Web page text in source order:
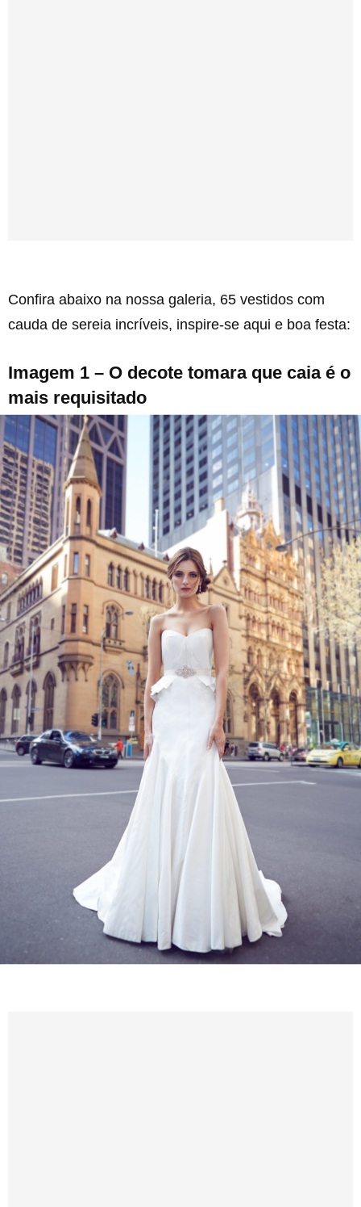
Confira abaixo na nossa galeria, 65 vestidos com
cauda de sereia incríveis, inspire-se aqui e boa festa:
Imagem 1 – O decote tomara que caia é o
mais requisitado